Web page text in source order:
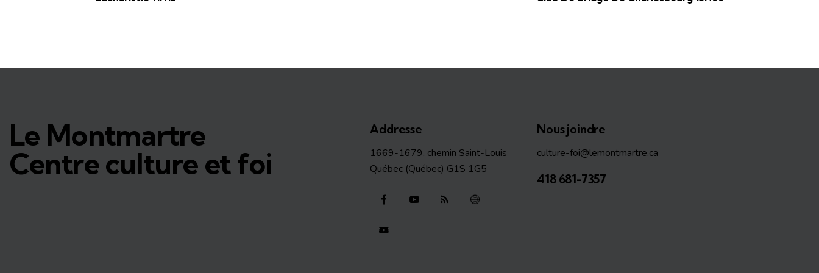
Le Montmartre
Centre culture et foi
Addresse
1669-1679, chemin Saint-Louis
Québec (Québec) G1S 1G5
Nous joindre
culture-foi@lemontmartre.ca
418 681-7357